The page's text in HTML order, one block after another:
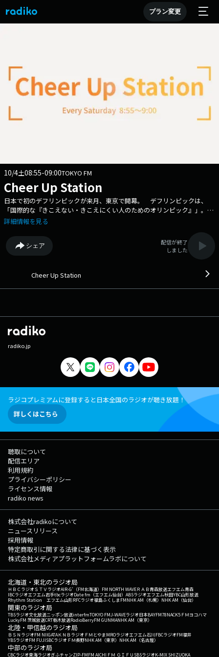
プラン変更
10/4土08:55-09:00TOKYO FM
Cheer Up Station
日本で初のデフリンピックが来月、東京で開幕。 デフリンピックは、
「国際的な『きこえない・きこえにくい人のためのオリンピック』」。
デフバレーボール女子日本代表の川北監督が話す、見どころとは。
詳細情報を見る
シェア
配信が終了
しました
Cheer Up Station
radiko.jp
ラジコプレミアムに登録すると日本全国のラジオが聴き放題！
詳しくはこちら
聴取について
配信エリア
利用規約
プライバシーポリシー
ライセンス情報
radiko news
株式会社radikoについて
ニュースリリース
採用情報
特定商取引に関する法律に基づく表示
株式会社メディアプラットフォームラボについて
北海道・東北のラジオ局
ＨＢＣラジオＳＴＶラジオAIR-G'（FM北海道） FM NORTH WAVEＲＡＢ青森放送エフエム青森
IBCラジオエフエム岩手tbcラジオDate fm（エフエム仙台） ABSラジオエフエム秋田YBC山形放送
Rhythm Station エフエム山形RFCラジオ福島ふくしまFMNHK AM（札幌） NHK AM（仙台）
関東のラジオ局
TBSラジオ文化放送ニッポン放送interfmTOKYO FMJ-WAVEラジオ日本BAYFM78NACK5 ＦＭヨコハマ
LuckyFM 茨城放送CRT栃木放送RadioBerryFM GUNMANHK AM（東京）
北陸・甲信越のラジオ局
ＢＳＮラジオFM NIIGATAＫＮＢラジオ ＦＭとやまMROラジオエフエム石川FBCラジオFM福井
YBSラジオFM FUJISBCラジオ ＦＭ長野NHK AM（東京） NHK AM（名古屋）
中部のラジオ局
CBCラジオ東海ラジオぎふチャンZIP-FMFM AICHI ＦＭ ＧＩＦＵ SBSラジオK-MIX SHIZUOKA